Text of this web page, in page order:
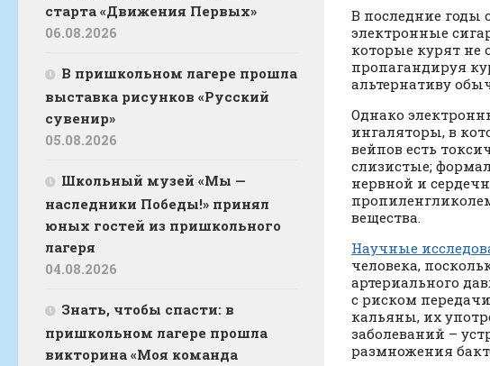
В последние годы
электронные
которые курят не
пропагандируя
альтернативу
Однако
ингаляторы, в
вейпов есть
слизистые;
нервной и
вещества.
Научные
человека,
артериального
с риском
кальяны, их
заболеваний –
размножения
старта «Движения Первых»
06.08.2026
В пришкольном лагере прошла
выставка рисунков «Русский
сувенир»
05.08.2026
Школьный музей «Мы —
наследники Победы!» принял
юных гостей из пришкольного
лагеря
04.08.2026
Знать, чтобы спасти: в
пришкольном лагере прошла
викторина «Моя команда